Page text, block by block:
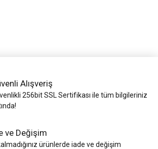
Alışveriş
256bit SSL Sertifikası ile tüm bilgileriniz
ve Değişim
ürünlerde iade ve değişim